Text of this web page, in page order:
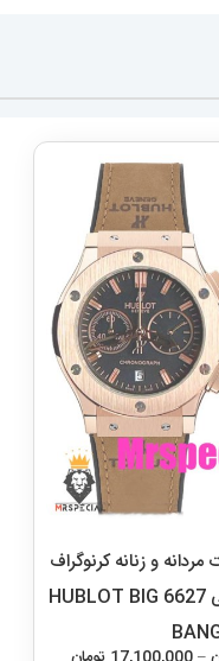
و زنانه کرنوگراف
رزگلد صفحه مشکی 6627 HUBLOT BIG
–
17,100,000تومانمحدوده
تا
17,100,000 تومان
گزینه‌ها
این
محصول
دارای
مختلفی
می
باشد.